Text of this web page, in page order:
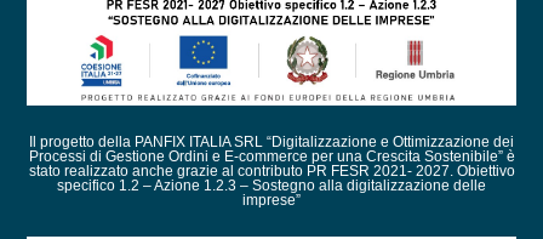
Il progetto della PANFIX ITALIA SRL “Digitalizzazione e Ottimizzazione dei
Processi di Gestione Ordini e E-commerce per una Crescita Sostenibile” è
stato realizzato anche grazie al contributo PR FESR 2021- 2027. Obiettivo
specifico 1.2 – Azione 1.2.3 – Sostegno alla digitalizzazione delle
imprese”